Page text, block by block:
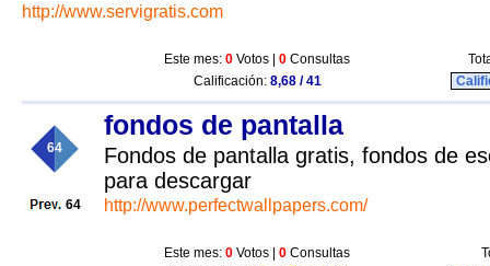
http://www.servigratis.com
Este mes: 0 Votos | 0 Consultas
Calificación: 8,68 / 41
64
64
fondos de pantalla
Fondos de pantalla gratis, fondos de
para descargar
http://www.perfectwallpapers.com/
Este mes: 0 Votos | 0 Consultas